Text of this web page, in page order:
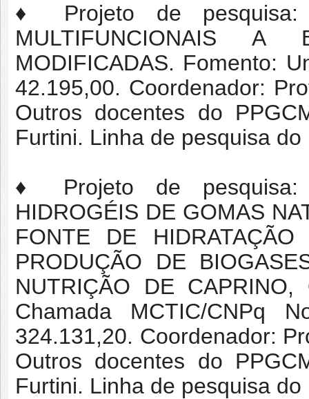
♦ Projeto de pesquisa:
MULTIFUNCIONAIS
MODIFICADAS. Fomento:
42.195,00. Coordenador:
Outros docentes do
Furtini. Linha de pesquisa
♦ Projeto de pesquisa:
HIDROGÉIS DE GOMAS
FONTE DE
PRODUÇÃO DE
NUTRIÇÃO DE
Chamada MCTIC/CNPq
324.131,20. Coordenador:
Outros docentes do
Furtini. Linha de pesquisa